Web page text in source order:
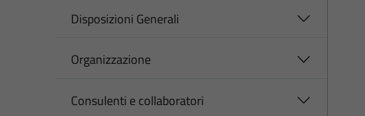
Disposizioni Generali
Organizzazione
Consulenti e collaboratori